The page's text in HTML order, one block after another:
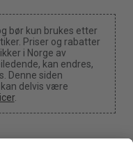
bør kun brukes etter
Priser og rabatter
i Norge av
kan endres,
Denne siden
delvis være
.